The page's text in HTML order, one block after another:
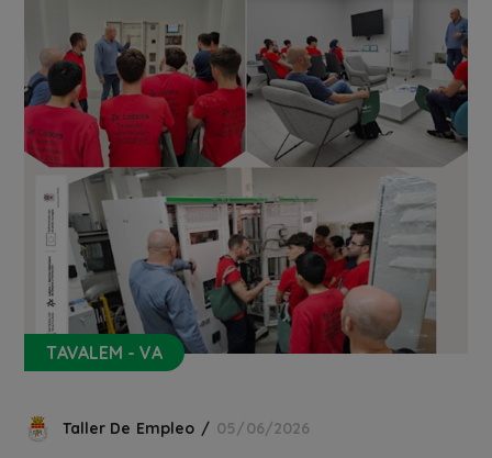
TAVALEM - VA
Taller De Empleo 05/06/2026